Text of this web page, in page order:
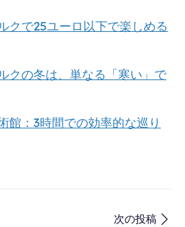
クで25ユーロ以下で楽しめる
クの冬は、単なる「寒い」で
館：3時間での効率的な巡り
次の投稿